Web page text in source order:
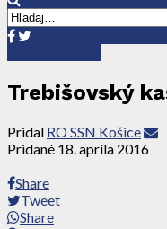
Trebišovský
Pridal RO SSN Košice
Pridané 18. apríla 2016
Share
Tweet
Share